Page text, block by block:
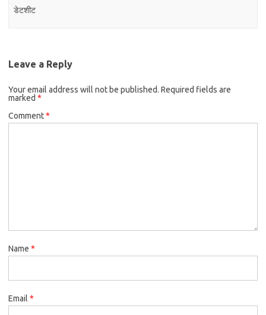
डेटशीट
Leave a Reply
Your email address will not be published. Required fields are
marked *
Comment*
Name *
Email *